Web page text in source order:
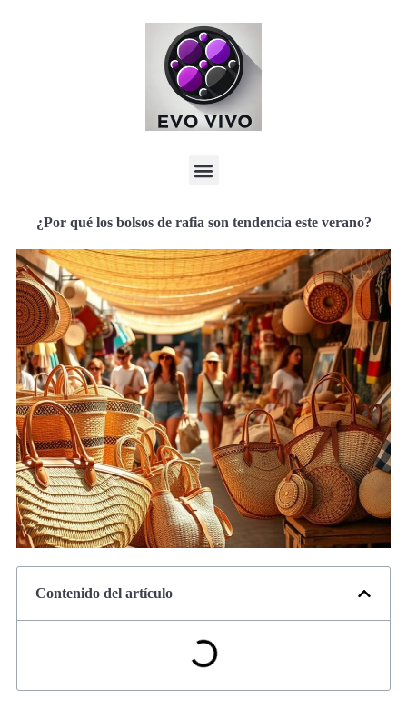
¿Por qué los bolsos de rafia son tendencia este verano?
Contenido del artículo